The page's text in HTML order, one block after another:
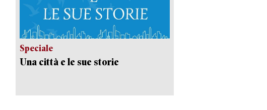
Speciale
Una città e le sue storie